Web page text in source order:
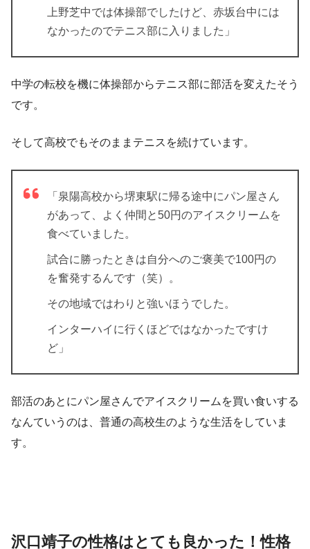
上野芝中では体操部でしたけど、赤坂台中には
なかったのでテニス部に入りました」
中学の転校を機に体操部からテニス部に部活を変えたそう
です。
そして高校でもそのままテニスを続けています。
「泉陽高校から堺東駅に帰る途中にパン屋さん
があって、よく仲間と50円のアイスクリームを
食べていました。
試合に勝ったときは自分へのご褒美で100円の
を奮発するんです（笑）。
その地域ではわりと強いほうでした。
インターハイに行くほどではなかったですけ
ど」
部活のあとにパン屋さんでアイスクリームを買い食いする
なんていうのは、普通の高校生のような生活をしていま
す。
沢口靖子の性格はとても良かった！性格